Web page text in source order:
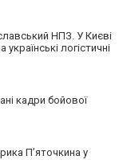
НПЗ. У Києві
українські логістичні
кадри бойової
П’яточкина у